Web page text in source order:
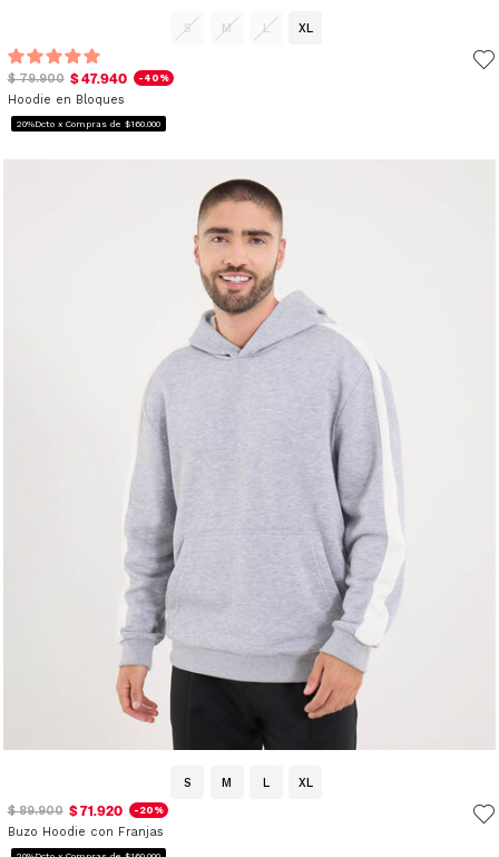
S M L XL
$ 79.900 $ 47.940 -40%
Hoodie en Bloques
20%Dcto x Compras de $160.000
S M L
XL
$ 89.900 $ 71.920 -20%
Buzo Hoodie con Franjas